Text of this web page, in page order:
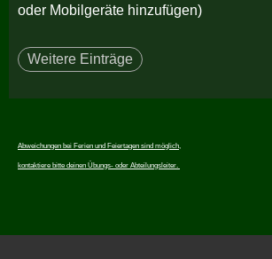
oder Mobilgeräte hinzufügen)
Weitere Einträge
Abweichungen bei Ferien und Feiertagen sind möglich,
kontaktiere bitte deinen Übungs- oder Abteilungsleiter.